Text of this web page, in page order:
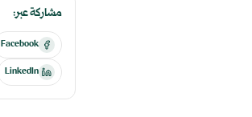
مشاركة عبر:
Facebook
LinkedIn